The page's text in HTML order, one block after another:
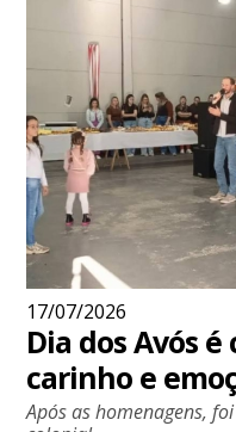
17/07/2026
Dia dos Avós
carinho e
Após as homenagens,